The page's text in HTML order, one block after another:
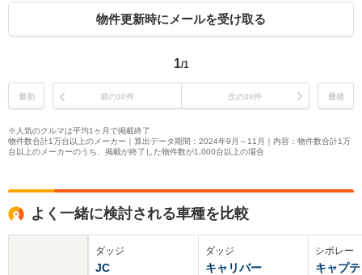
物件更新時にメールを受け取る
1/1
最初 前の30件 次の30件 最後
※人気のクルマは平均1ヶ月で掲載終了
物件数合計1万台以上のメーカー｜算出データ期間：2024年9月～11月｜内容：物件数合計1万
台以上のメーカーのうち、掲載が終了した物件数が1,000台以上の場合
よく一緒に検討される車種を比較
ダッジ
JC
ダッジ
キャリバー
シボレー
キャプ